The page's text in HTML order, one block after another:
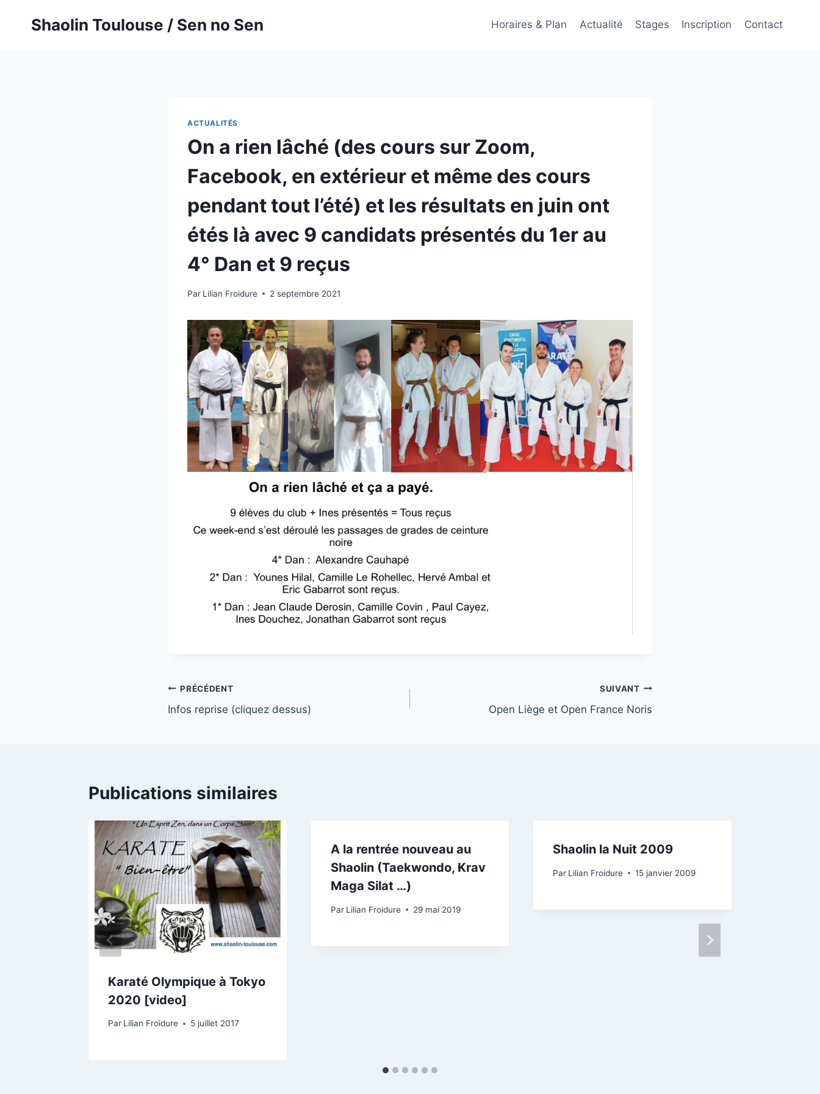
Shaolin Toulouse / Sen no Sen Horaires & Plan Actualité Stages Inscription Contact
ACTUALITÉS
On a rien lâché (des cours sur Zoom,
Facebook, en extérieur et même des cours
pendant tout l’été) et les résultats en juin ont
étés là avec 9 candidats présentés du 1er au
4° Dan et 9 reçus
Par Lilian Froidure 2 septembre 2021
Navigation
de
PRÉCÉDENT
Infos reprise (cliquez dessus)
SUIVANT
Open Liège et Open France Noris
Publications similaires
Karaté Olympique à Tokyo
2020 [video]
Par Lilian Froidure 5 juillet 2017
A la rentrée nouveau au
Shaolin (Taekwondo, Krav
Maga Silat …)
Par Lilian Froidure 29 mai 2019
Shaolin la Nuit 2009
Par Lilian Froidure 15 janvier 2009